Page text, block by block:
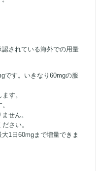
されている海外での用量
です。いきなり60mgの服
す。
せん。
さい。
1日60mgまで増量できま